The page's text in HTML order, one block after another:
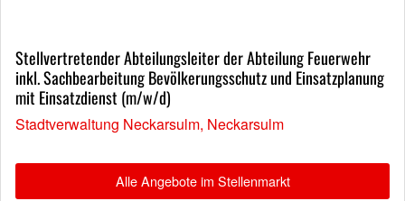
Stellvertretender Abteilungsleiter der Abteilung Feuerwehr
inkl. Sachbearbeitung Bevölkerungsschutz und Einsatzplanung
mit Einsatzdienst (m/w/d)
Stadtverwaltung Neckarsulm, Neckarsulm
Alle Angebote im Stellenmarkt